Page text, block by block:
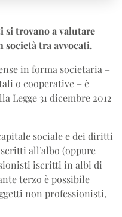
si trovano a valutare
società tra avvocati.
in forma societaria –
o cooperative – è
Legge 31 dicembre 2012
sociale e dei diritti
all’albo (oppure
iscritti in albi di
terzo è possibile
non professionisti,